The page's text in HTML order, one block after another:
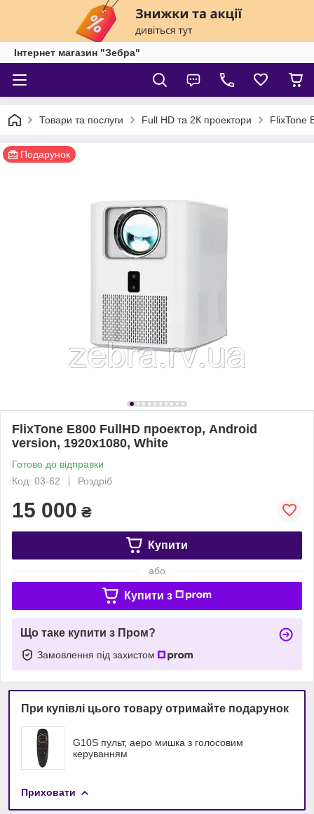
Інтернет магазин "Зебра"
Товари та послуги Full HD та 2К проектори FlixTone
Подарунок
FlixTone E800 FullHD проектор, Android
version, 1920х1080, White
Готово до відправки
Код: 03-62
Роздріб
15 000 ₴
Купити
або
Купити з
Що таке купити з Пром?
Замовлення під захистом
При купівлі цього товару отримайте подарунок
G10S пульт, аеро мишка з голосовим
керуванням
Приховати